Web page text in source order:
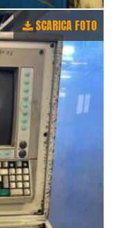
SCARICA FOTO